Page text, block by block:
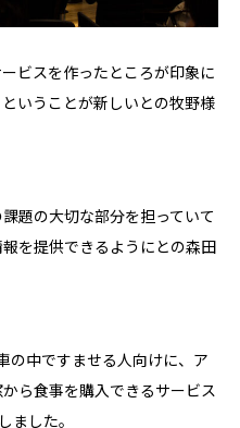
ビスを作ったところが印象に
いうことが新しいとの牧野様
題の大切な部分を担っていて
を提供できるようにとの森田
の中ですませる人向けに、ア
ら食事を購入できるサービス
ました。